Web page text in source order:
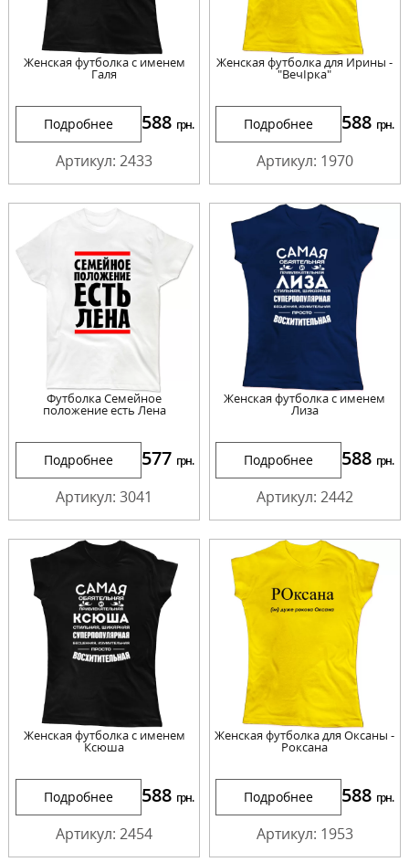
Женская футболка с именем
Галя
Подробнее 588 грн.
Артикул: 2433
Женская футболка для Ирины -
"ВечІрка"
Подробнее 588 грн.
Артикул: 1970
Футболка Семейное
положение есть Лена
Подробнее 577 грн.
Артикул: 3041
Женская футболка с именем
Лиза
Подробнее 588 грн.
Артикул: 2442
Женская футболка с именем
Ксюша
Подробнее 588 грн.
Артикул: 2454
Женская футболка для Оксаны -
Роксана
Подробнее 588 грн.
Артикул: 1953